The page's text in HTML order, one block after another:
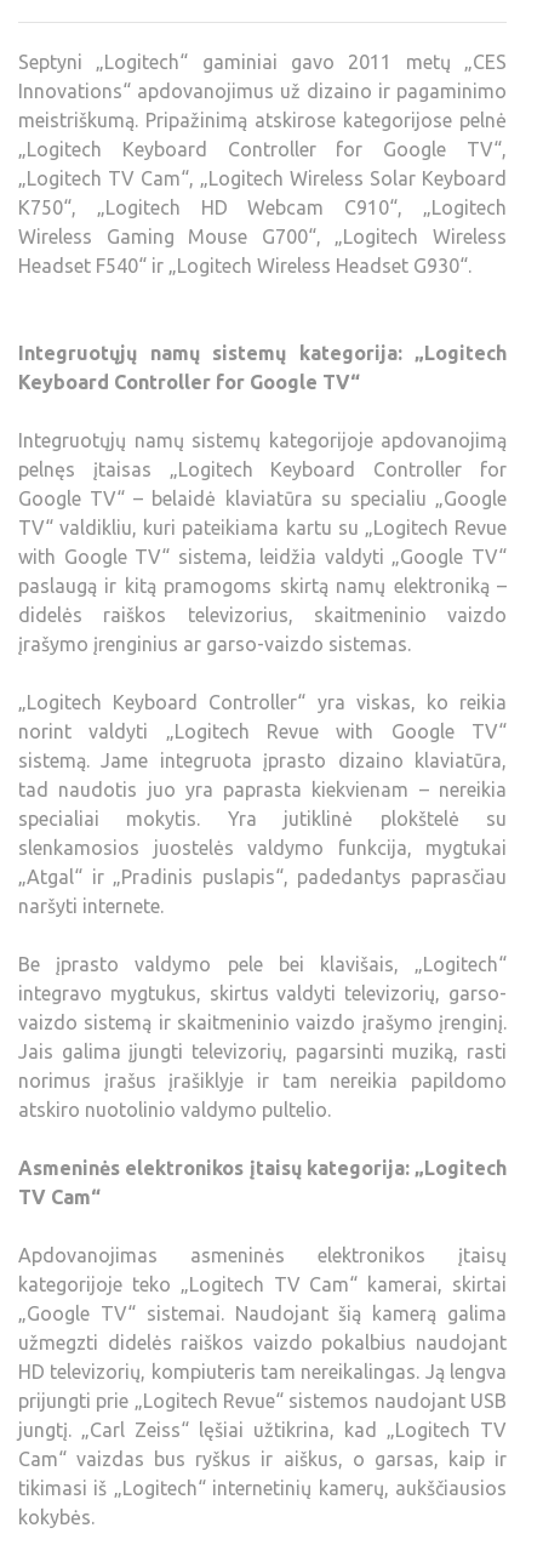
Septyni „Logitech“ gaminiai gavo 2011 metų „CES
Innovations“ apdovanojimus už dizaino ir pagaminimo
meistriškumą. Pripažinimą atskirose kategorijose pelnė
„Logitech Keyboard Controller for Google TV“,
„Logitech TV Cam“, „Logitech Wireless Solar Keyboard
K750“, „Logitech HD Webcam C910“, „Logitech
Wireless Gaming Mouse G700“, „Logitech Wireless
Headset F540“ ir „Logitech Wireless Headset G930“.
Integruotųjų namų sistemų kategorija: „Logitech
Keyboard Controller for Google TV“
Integruotųjų namų sistemų kategorijoje apdovanojimą
pelnęs įtaisas „Logitech Keyboard Controller for
Google TV“ – belaidė klaviatūra su specialiu „Google
TV“ valdikliu, kuri pateikiama kartu su „Logitech Revue
with Google TV“ sistema, leidžia valdyti „Google TV“
paslaugą ir kitą pramogoms skirtą namų elektroniką –
didelės raiškos televizorius, skaitmeninio vaizdo
įrašymo įrenginius ar garso-vaizdo sistemas.
„Logitech Keyboard Controller“ yra viskas, ko reikia
norint valdyti „Logitech Revue with Google TV“
sistemą. Jame integruota įprasto dizaino klaviatūra,
tad naudotis juo yra paprasta kiekvienam – nereikia
specialiai mokytis. Yra jutiklinė plokštelė su
slenkamosios juostelės valdymo funkcija, mygtukai
„Atgal“ ir „Pradinis puslapis“, padedantys paprasčiau
naršyti internete.
Be įprasto valdymo pele bei klavišais, „Logitech“
integravo mygtukus, skirtus valdyti televizorių, garso-
vaizdo sistemą ir skaitmeninio vaizdo įrašymo įrenginį.
Jais galima įjungti televizorių, pagarsinti muziką, rasti
norimus įrašus įrašiklyje ir tam nereikia papildomo
atskiro nuotolinio valdymo pultelio.
Asmeninės elektronikos įtaisų kategorija: „Logitech
TV Cam“
Apdovanojimas asmeninės elektronikos įtaisų
kategorijoje teko „Logitech TV Cam“ kamerai, skirtai
„Google TV“ sistemai. Naudojant šią kamerą galima
užmegzti didelės raiškos vaizdo pokalbius naudojant
HD televizorių, kompiuteris tam nereikalingas. Ją lengva
prijungti prie „Logitech Revue“ sistemos naudojant USB
jungtį. „Carl Zeiss“ lęšiai užtikrina, kad „Logitech TV
Cam“ vaizdas bus ryškus ir aiškus, o garsas, kaip ir
tikimasi iš „Logitech“ internetinių kamerų, aukščiausios
kokybės.